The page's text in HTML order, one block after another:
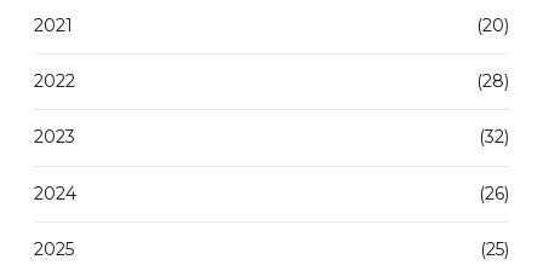
2021 (20)
2022 (28)
2023 (32)
2024 (26)
2025 (25)